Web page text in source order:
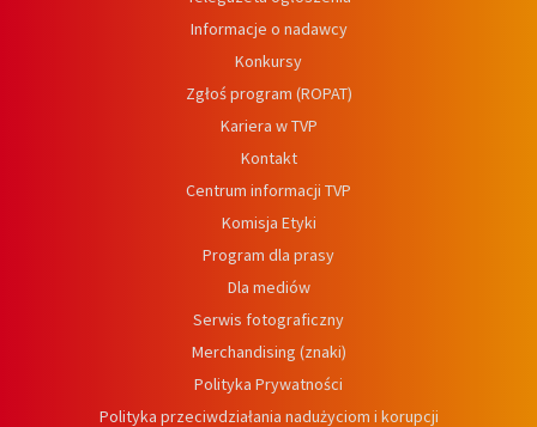
Informacje o nadawcy
Konkursy
Zgłoś program (ROPAT)
Kariera w TVP
Kontakt
Centrum informacji TVP
Komisja Etyki
Program dla prasy
Dla mediów
Serwis fotograficzny
Merchandising (znaki)
Polityka Prywatności
Polityka przeciwdziałania nadużyciom i korupcji